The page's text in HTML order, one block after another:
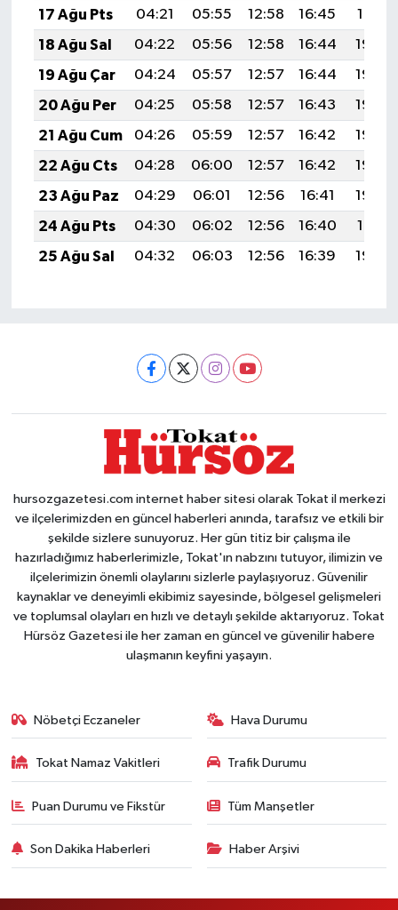
17 Ağu Pts
04:21 05:55 12:58 16:45
19:51
18 Ağu Sal
04:22 05:56 12:58 16:44
19:49
19 Ağu Çar
04:24 05:57 12:57 16:44
19:48
20 Ağu Per
04:25 05:58 12:57 16:43
19:46
21 Ağu Cum
04:26 05:59 12:57 16:42
19:45
22 Ağu Cts
04:28 06:00 12:57 16:42
19:44
23 Ağu Paz
04:29 06:01 12:56 16:41
19:42
24 Ağu Pts
04:30 06:02 12:56 16:40
19:41
25 Ağu Sal
04:32 06:03 12:56 16:39 19:39
hursozgazetesi.com internet haber sitesi olarak Tokat il merkezi
ve ilçelerimizden en güncel haberleri anında, tarafsız ve etkili bir
şekilde sizlere sunuyoruz. Her gün titiz bir çalışma ile
hazırladığımız haberlerimizle, Tokat'ın nabzını tutuyor, ilimizin ve
ilçelerimizin önemli olaylarını sizlerle paylaşıyoruz. Güvenilir
kaynaklar ve deneyimli ekibimiz sayesinde, bölgesel gelişmeleri
ve toplumsal olayları en hızlı ve detaylı şekilde aktarıyoruz. Tokat
Hürsöz Gazetesi ile her zaman en güncel ve güvenilir habere
ulaşmanın keyfini yaşayın.
Nöbetçi Eczaneler Hava Durumu
Tokat Namaz Vakitleri Trafik Durumu
Puan Durumu ve Fikstür Tüm Manşetler
Son Dakika Haberleri Haber Arşivi